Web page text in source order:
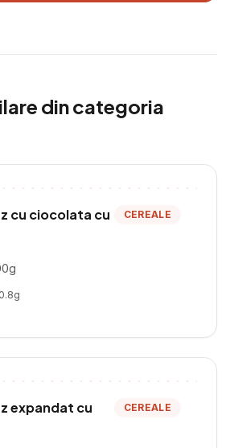
din categoria
cu ciocolata cu
CEREALE
g
expandat cu
CEREALE